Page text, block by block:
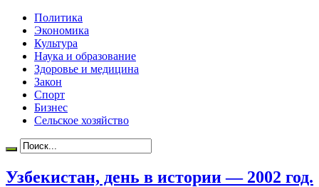
Политика
Экономика
Культура
Наука и образование
Здоровье и медицина
Закон
Спорт
Бизнес
Сельское хозяйство
Узбекистан, день в истории — 2002 год.